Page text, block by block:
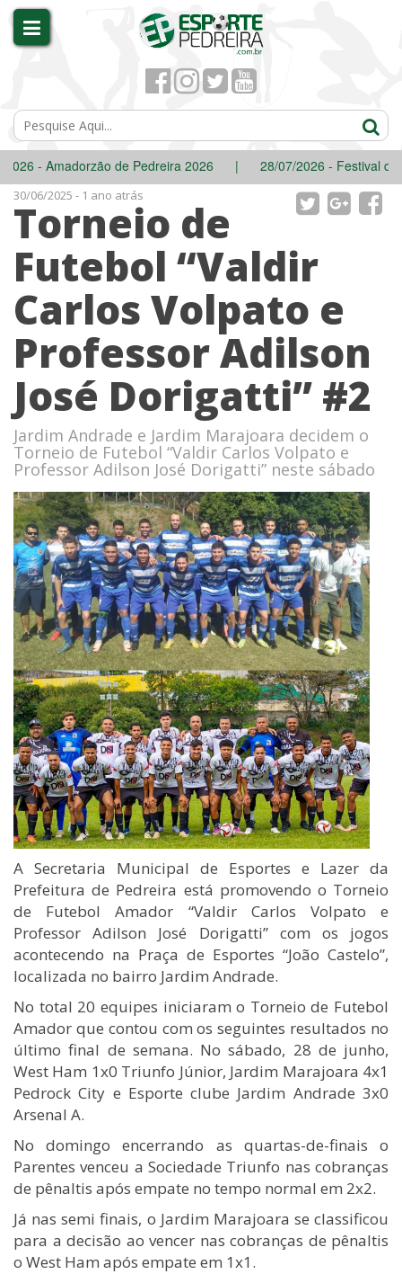
- Amadorzão de Pedreira 2026| 28/07/2026 - Festival de
30/06/2025 - 1 ano atrás
Torneio de
Futebol “Valdir
Carlos Volpato e
Professor Adilson
José Dorigatti” #2
Jardim Andrade e Jardim Marajoara decidem o
Torneio de Futebol “Valdir Carlos Volpato e
Professor Adilson José Dorigatti” neste sábado
A Secretaria Municipal de Esportes e Lazer da
Prefeitura de Pedreira está promovendo o Torneio
de Futebol Amador “Valdir Carlos Volpato e
Professor Adilson José Dorigatti” com os jogos
acontecendo na Praça de Esportes “João Castelo”,
localizada no bairro Jardim Andrade.
No total 20 equipes iniciaram o Torneio de Futebol
Amador que contou com os seguintes resultados no
último final de semana. No sábado, 28 de junho,
West Ham 1x0 Triunfo Júnior, Jardim Marajoara 4x1
Pedrock City e Esporte clube Jardim Andrade 3x0
Arsenal A.
No domingo encerrando as quartas-de-finais o
Parentes venceu a Sociedade Triunfo nas cobranças
de pênaltis após empate no tempo normal em 2x2.
Já nas semi finais, o Jardim Marajoara se classificou
para a decisão ao vencer nas cobranças de pênaltis
o West Ham após empate em 1x1.